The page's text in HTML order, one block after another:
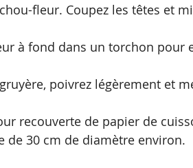
fleur. Coupez les têtes et
à fond dans un torchon pour
poivrez légèrement et
recouverte de papier de
de 30 cm de diamètre environ.